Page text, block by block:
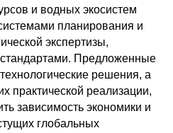
и водных экосистем
планирования и
экспертизы,
Предложенные
решения, а
практической реализации,
зависимость экономики и
глобальных